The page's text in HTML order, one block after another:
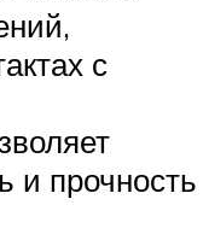
с
и прочность